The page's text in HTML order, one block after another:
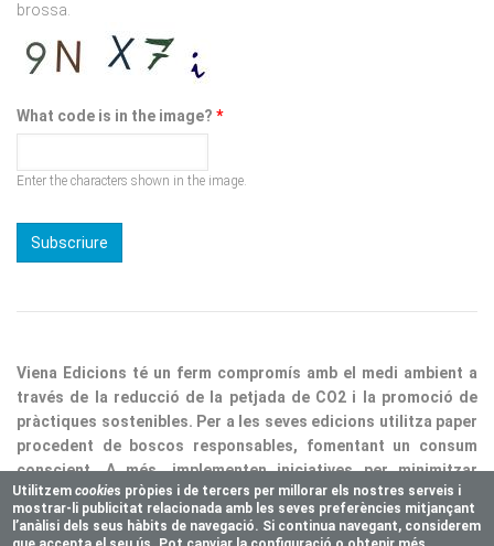
What code is in the image?
Enter the characters shown in the image.
pràctiques sostenibles. Per a les seves edicions utilitza paper
procedent de boscos responsables, fomentant un consum
conscient. A més, implementen iniciatives per minimitzar
residus i optimitzar processos, consolidant així la nostra
responsabilitat ecològica.
Copyright © 2025 Vienaeditorial.com. All rights reserved
Responsive theme, developed by easy&WEB
Utilitzemcookies pròpies i de tercers per millorar els nostres serveis i
mostrar-li publicitat relacionada amb les seves preferències mitjançant
l’anàlisi dels seus hàbits de navegació. Si continua navegant, considerem